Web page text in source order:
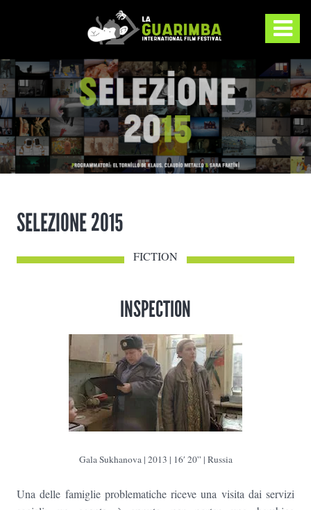
SELEZIONE 2015
FICTION
INSPECTION
Gala Sukhanova | 2013 | 16′ 20” | Russia
Una delle famiglie problematiche riceve una visita dai servizi